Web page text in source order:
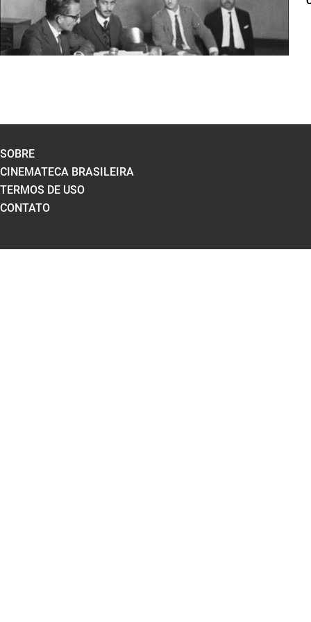
SOBRE
CINEMATECA BRASILEIRA
TERMOS DE USO
CONTATO